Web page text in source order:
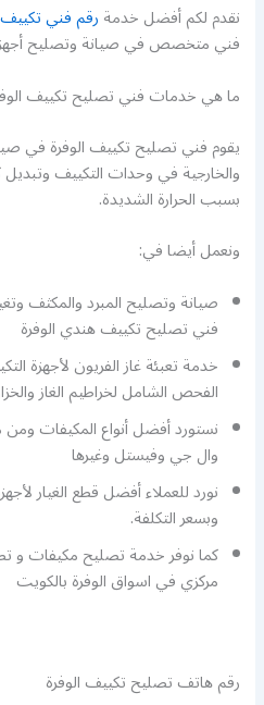
نقدم لكم أفضل خدمةرقم فني تكييف
فني متخصص في صيانة وتصليح أجهزة
ما هي خدمات فني تصليح تكييف
يقوم فني تصليح تكييف الوفرة في
والخارجية في وحدات التكييف وتبديل
بسبب الحرارة الشديدة.
ونعمل أيضا في:
صيانة وتصليح المبرد والمكثف
فني تصليح تكييف هندي الوفرة
خدمة تعبئة غاز الفريون لأجهزة
الفحص الشامل لخراطيم الغاز
نستورد أفضل أنواع المكيفات
وال جي وفيستل وغيرها
نورد للعملاء أفضل قطع الغيار
وبسعر التكلفة.
كما نوفر خدمة تصليح مكيفات و
مركزي في اسواق الوفرة بالكويت
رقم هاتف تصليح تكييف الوفرة